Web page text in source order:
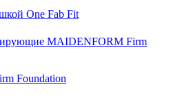
One Fab Fit
Foundation